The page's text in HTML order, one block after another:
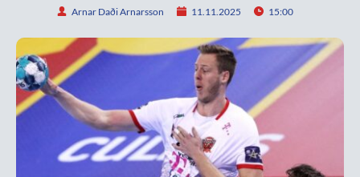
Arnar Daði Arnarsson 11.11.2025 15:00